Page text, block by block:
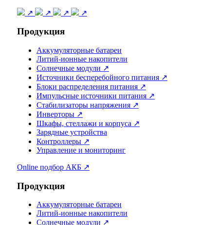
↗ ↗ ↗ ↗
Продукция
Аккумуляторные батареи
Литий-ионные накопители
Солнечные модули ↗
Источники бесперебойного питания ↗
Блоки распределения питания ↗
Импульсные источники питания ↗
Стабилизаторы напряжения ↗
Инверторы ↗
Шкафы, стеллажи и корпуса ↗
Зарядные устройства
Контроллеры ↗
Управление и мониторинг
Online подбор АКБ ↗
Продукция
Аккумуляторные батареи
Литий-ионные накопители
Солнечные модули ↗